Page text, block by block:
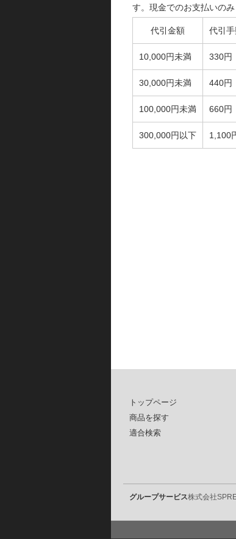
す。現金でのお支払いのみ
代引金額 代引手
10,000円未満 330円
30,000円未満 440円
100,000円未満 660円
300,000円以下 1,100
トップページ
商品を探す
適合検索
グループサービス株式会社